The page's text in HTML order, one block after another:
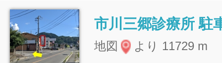
市川三郷診療所 駐
地図 より 11729 m